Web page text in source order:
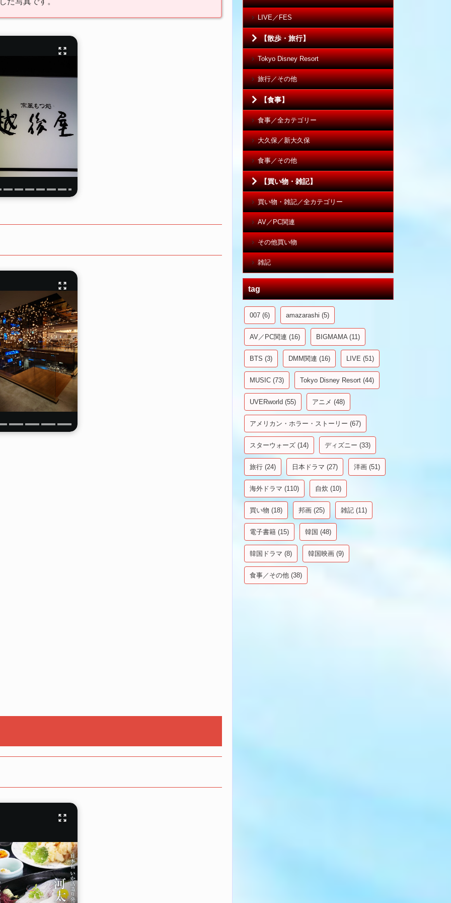
LIVE／FES
【散歩・旅行】
Tokyo Disney Resort
旅行／その他
【食事】
食事／全カテゴリー
大久保／新大久保
食事／その他
【買い物・雑記】
買い物・雑記／全カテゴリー
AV／PC関連
その他買い物
雑記
tag
007(6) amazarashi (5)
AV／PC関連 (16) BIGMAMA(11)
BTS (3) DMM関連 (16) LIVE (51)
MUSIC(73) Tokyo Disney Resort(44)
UVERworld(55) アニメ (48)
アメリカン・ホラー・ストーリー (67)
スターウォーズ(14) ディズニー (33)
旅行(24) 日本ドラマ (27) 洋画(51)
海外ドラマ (110) 自炊 (10)
買い物 (18) 邦画(25) 雑記(11)
電子書籍(15) 韓国 (48)
韓国ドラマ (8) 韓国映画(9)
食事／その他(38)